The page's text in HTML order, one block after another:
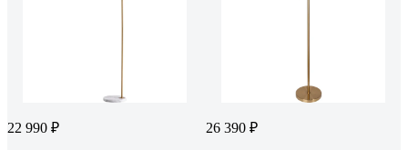
22 990 ₽ 26 390 ₽